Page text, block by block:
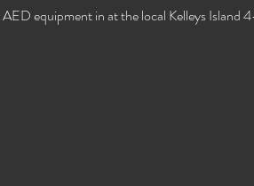
equipment in at the local Kelleys Island